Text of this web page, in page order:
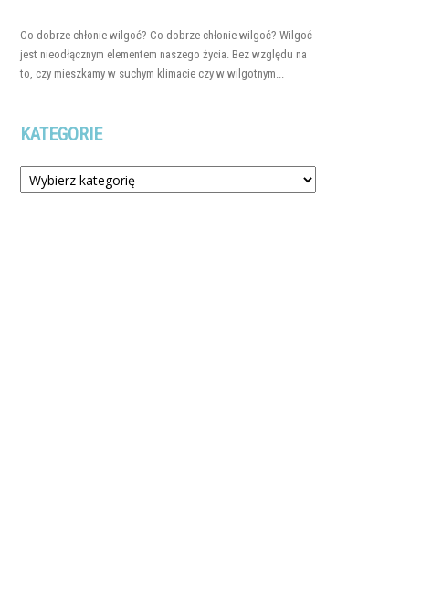
Co dobrze chłonie wilgoć? Co dobrze chłonie wilgoć? Wilgoć
jest nieodłącznym elementem naszego życia. Bez względu na
to, czy mieszkamy w suchym klimacie czy w wilgotnym...
KATEGORIE
Kategorie